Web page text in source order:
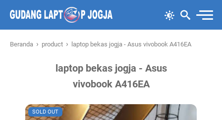
Beranda › product › laptop bekas jogja - Asus vivobook A416EA
laptop bekas jogja - Asus
vivobook A416EA
SOLD OUT